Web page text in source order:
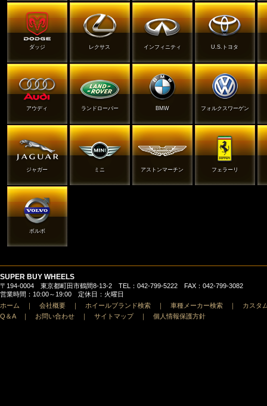
ダッジ レクサス インフィニティ U.S.トヨタ
アウディ ランドローバー BMW フォルクスワーゲン
ジャガー ミニ アストンマーチン フェラーリ
ボルボ
SUPER BUY WHEELS
〒194-0004 東京都町田市鶴間8-13-2 TEL：042-799-5222 FAX：042-799-3082
営業時間：10:00～19:00 定休日：火曜日
ホーム ｜ 会社概要 ｜ ホイールブランド検索 ｜ 車種メーカー検索 ｜ カスタ
Q＆A｜ お問い合わせ ｜ サイトマップ｜ 個人情報保護方針